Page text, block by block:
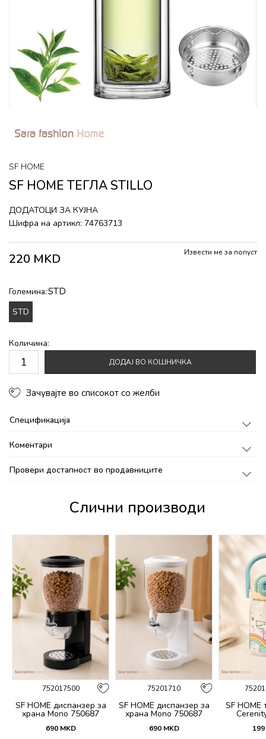
SF HOME
SF HOME ТЕГЛА STILLO
ДОДАТОЦИ ЗА КУЈНА
Шифра на артикл: 74763713
220 MKD Извести ме за попуст
Големина:STD
STD
Количина:
ДОДАЈ ВО КОШНИЧКА
Зачувајте во списокот со желби
Спецификација
Коментари
Провери достапност во продавниците
Слични производи
752017500
SF HOME диспанзер за
храна Mono 750687
690 MKD
75201710
SF HOME диспанзер за
храна Mono 750687
690 MKD
SF HOME
199